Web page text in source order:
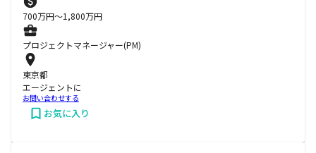
700万円〜1,800万円
プロジェクトマネージャー(PM)
東京都
エージェントに
お問い合わせする
お気に入り